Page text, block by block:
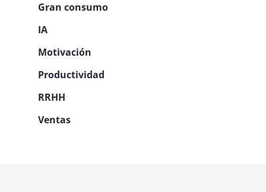
Gran consumo
IA
Motivación
Productividad
RRHH
Ventas